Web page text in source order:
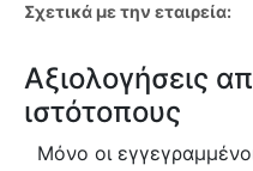
Σχετικά με την εταιρεία:
Αξιολογήσεις
ιστότοπους
Μόνο οι